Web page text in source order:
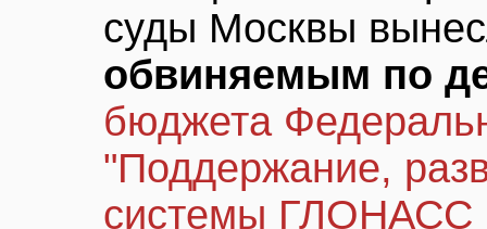
суды Москвы
обвиняемым по
бюджета
"Поддержание,
системы ГЛОНАСС